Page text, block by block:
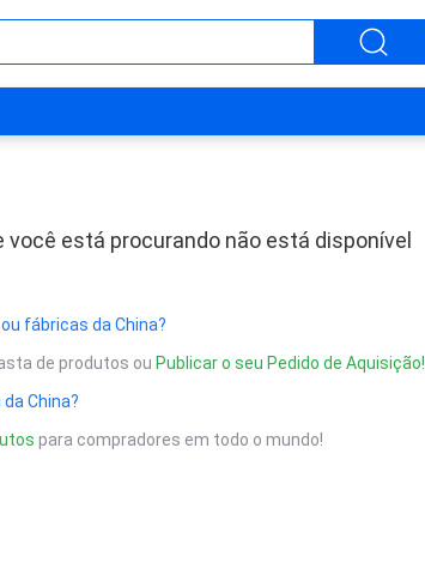
você está procurando não está disponível
fábricas da China?
de produtos ou Publicar o seu Pedido de Aquisição!
China?
para compradores em todo o mundo!